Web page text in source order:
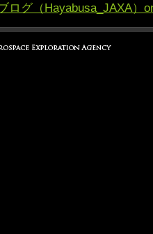
ログ（Hayabusa_JAXA）